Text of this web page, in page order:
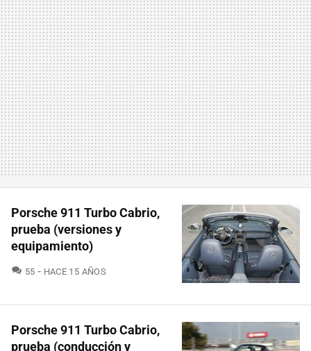
Porsche 911 Turbo Cabrio,
prueba (versiones y
equipamiento)
55 COMENTARIOS
HACE 15 AÑOS
Porsche 911 Turbo Cabrio,
prueba (conducción y